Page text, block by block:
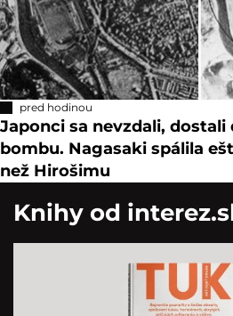
pred hodinou
Japonci sa nevzdali,
bombu. Nagasaki spálila
než Hirošimu
Knihy od